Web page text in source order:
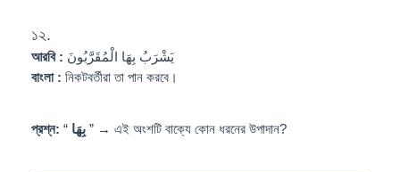
১২.
আরবি : يَشْرَبُ بِهَا الْمُقَرَّبُونَ
বাংলা : নিকটবর্তীরা তা পান করবে।
প্রশ্ন: “ بِهَا ” → এই অংশটি বাক্যে কোন ধরনের উপাদান?